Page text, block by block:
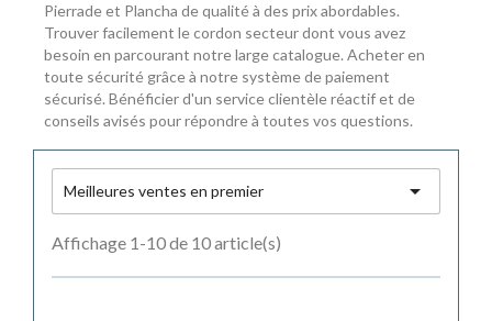
Pierrade et Plancha de qualité à des prix abordables.
Trouver facilement le cordon secteur dont vous avez
besoin en parcourant notre large catalogue. Acheter en
toute sécurité grâce à notre système de paiement
sécurisé. Bénéficier d'un service clientèle réactif et de
conseils avisés pour répondre à toutes vos questions.
Meilleures ventes en premier 
Affichage 1-10 de 10 article(s)